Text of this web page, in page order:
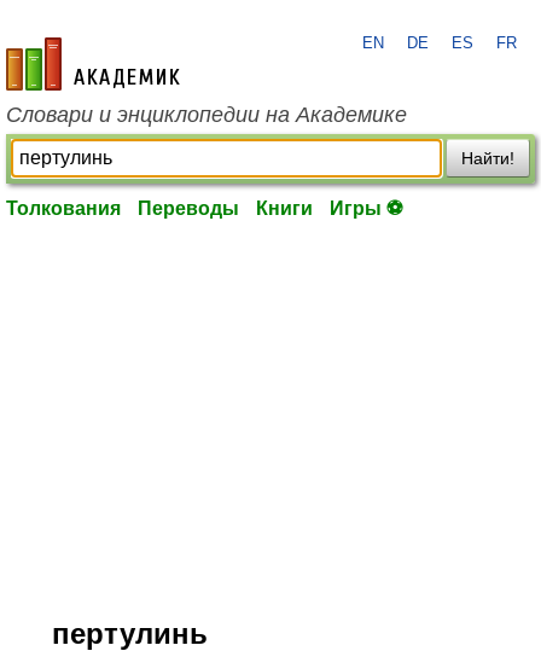
academic.ru
EN DE ES FR
Словари и энциклопедии на Академике
Найти!
Толкования Переводы Книги Игры ⚽
пертулинь